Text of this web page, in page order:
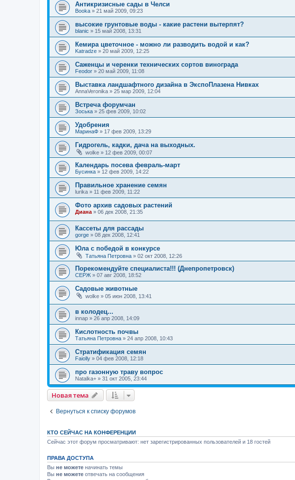
Антикризисные сады в Челси
Booka » 21 май 2009, 09:23
высокие грунтовые воды - какие растени вытерпят?
blanic » 15 май 2008, 13:31
Кемира цветочное - можно ли разводить водой и как?
Katradze » 20 май 2009, 12:25
Саженцы и черенки технических сортов винограда
Feodor » 20 май 2009, 11:08
Выставка ландшафтного дизайна в ЭкспоПлазена Нивках
AnnaVeronika » 25 мар 2009, 12:04
Встреча форумчан
Зоська » 25 фев 2009, 10:02
Удобрения
МаринаФ » 17 фев 2009, 13:29
Гидрогель, кадки, дача на выходных.
wolke » 12 фев 2009, 00:07
Календарь посева февраль-март
Бусинка » 12 фев 2009, 14:22
Правильное хранение семян
lurika » 11 фев 2009, 11:22
Фото архив садовых растений
Диана » 06 дек 2008, 21:35
Кассеты для рассады
gorge » 08 дек 2008, 12:41
Юла с победой в конкурсе
Татьяна Петровна » 02 окт 2008, 12:26
Порекомендуйте специалиста!!! (Днепропетровск)
СЕРЖ » 07 авг 2008, 18:52
Садовые животные
wolke » 05 июн 2008, 13:41
в колодец...
innap » 26 апр 2008, 14:09
Кислотность почвы
Татьяна Петровна » 24 апр 2008, 10:43
Стратификация семян
Faiolly » 04 фев 2008, 12:18
про газонную траву вопрос
Natalka+ » 31 окт 2005, 23:44
Новая тема
Вернуться к списку форумов
КТО СЕЙЧАС НА КОНФЕРЕНЦИИ
Сейчас этот форум просматривают: нет зарегистрированных пользователей и 18 гостей
ПРАВА ДОСТУПА
Вы не можете начинать темы
Вы не можете отвечать на сообщения